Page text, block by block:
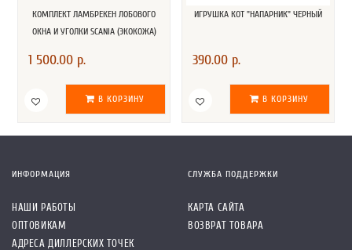
КОМПЛЕКТ ЛАМБРЕКЕН ЛОБОВОГО
ОКНА И УГОЛКИ SCANIA (ЭКОКОЖА)
1 500.00 р.
В КОРЗИНУ
ИГРУШКА КОТ "НАПАРНИК" ЧЕРНЫЙ
390.00 р.
В КОРЗИНУ
ИНФОРМАЦИЯ
НАШИ РАБОТЫ
ОПТОВИКАМ
АДРЕСА ДИЛЛЕРСКИХ ТОЧЕК
СЛУЖБА ПОДДЕРЖКИ
КАРТА САЙТА
ВОЗВРАТ ТОВАРА